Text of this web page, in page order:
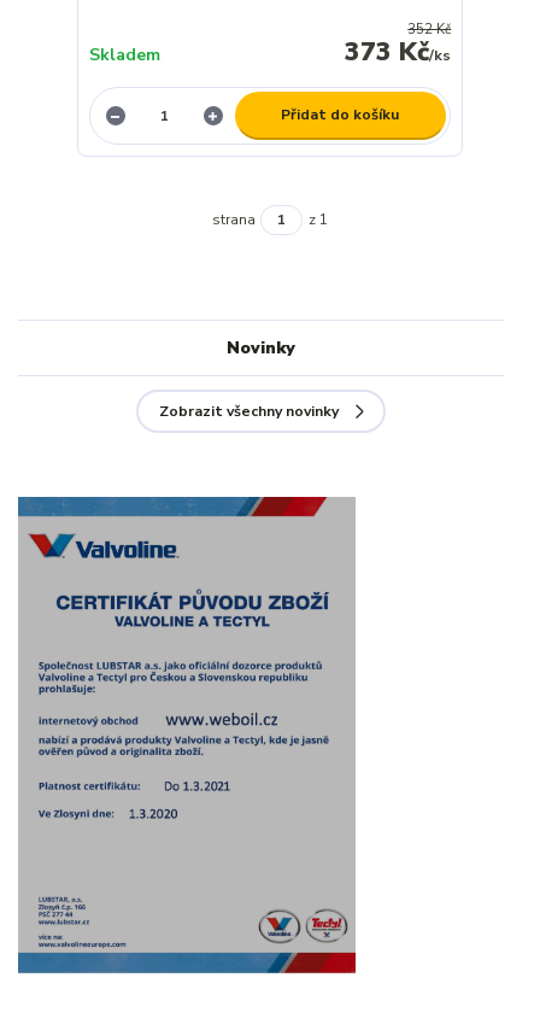
352 Kč
373 Kč/ks
Skladem
Přidat do košíku
strana z 1
Novinky
Zobrazit všechny novinky